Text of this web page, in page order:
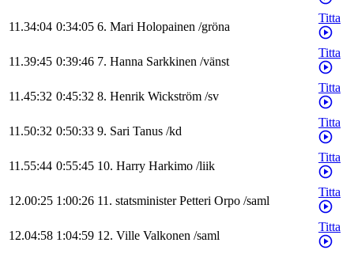
11.34:04 0:34:05 6. Mari Holopainen /gröna
Titta
11.39:45 0:39:46 7. Hanna Sarkkinen /vänst
Titta
11.45:32 0:45:32 8. Henrik Wickström /sv
Titta
11.50:32 0:50:33 9. Sari Tanus /kd
Titta
11.55:44 0:55:45 10. Harry Harkimo /liik
Titta
12.00:25 1:00:26 11. statsminister Petteri Orpo /saml
Titta
12.04:58 1:04:59 12. Ville Valkonen /saml
Titta